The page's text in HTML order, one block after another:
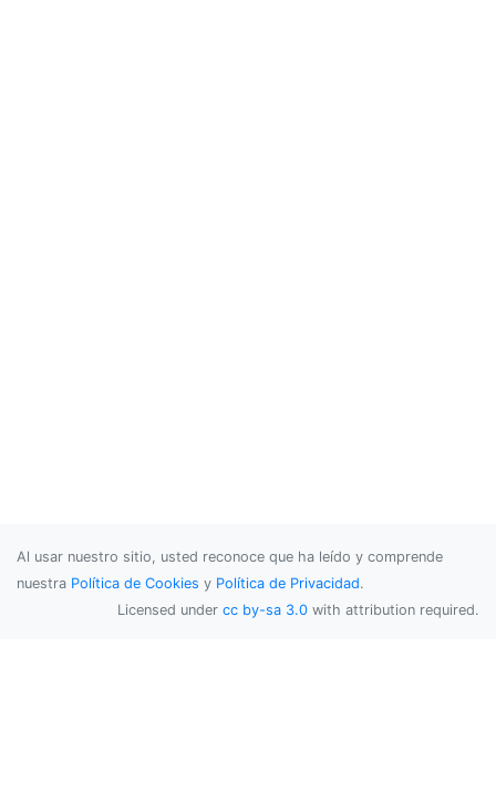
Al usar nuestro sitio, usted reconoce que ha leído y comprende
nuestra Política de Cookies y Política de Privacidad.
Licensed under cc by-sa 3.0 with attribution required.